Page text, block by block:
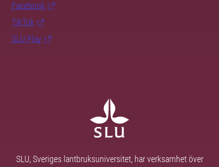
Facebook
TikTok
SLU Play
SLU, Sveriges lantbruksuniversitet, har verksamhet över